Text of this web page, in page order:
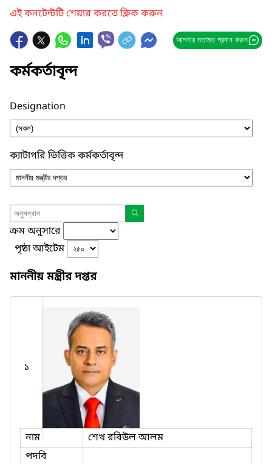
এই কনটেন্টটি শেয়ার করতে ক্লিক করুন
আপনার মতামত প্রদান করুন
কর্মকর্তাবৃন্দ
Designation
ক্যাটাগরি ভিত্তিক কর্মকর্তাবৃন্দ
ক্রম অনুসারে
পৃষ্ঠা আইটেম
মাননীয় মন্ত্রীর দপ্তর
১
নাম
শেখ রবিউল আলম
পদবি